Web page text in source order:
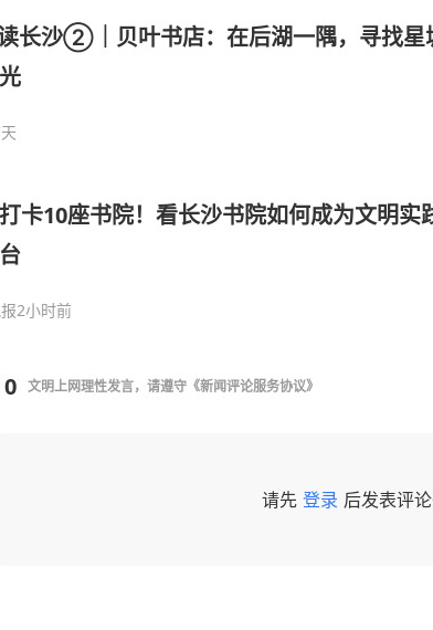
长沙②｜贝叶书店：在后湖一隅，寻找星
卡10座书院！看长沙书院如何成为文明实
2小时前
0 文明上网理性发言，请遵守 《新闻评论服务协议》
请先 登录 后发表评